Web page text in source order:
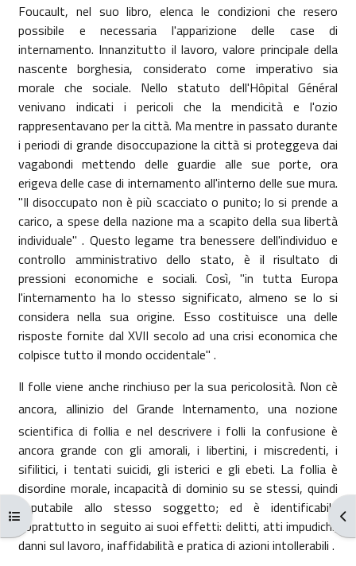
Kursindex öffnen
Foucault, nel suo libro, elenca le condizioni che resero
possibile e necessaria l'apparizione delle case di
internamento. Innanzitutto il lavoro, valore principale della
nascente borghesia, considerato come imperativo sia
morale che sociale. Nello statuto dell'Hôpital Général
venivano indicati i pericoli che la mendicità e l'ozio
rappresentavano per la città. Ma mentre in passato durante
i periodi di grande disoccupazione la città si proteggeva dai
vagabondi mettendo delle guardie alle sue porte, ora
erigeva delle case di internamento all'interno delle sue mura.
"Il disoccupato non è più scacciato o punito; lo si prende a
carico, a spese della nazione ma a scapito della sua libertà
individuale" . Questo legame tra benessere dell'individuo e
controllo amministrativo dello stato, è il risultato di
pressioni economiche e sociali. Così, "in tutta Europa
l'internamento ha lo stesso significato, almeno se lo si
considera nella sua origine. Esso costituisce una delle
risposte fornite dal XVII secolo ad una crisi economica che
colpisce tutto il mondo occidentale" .
Il folle viene anche rinchiuso per la sua pericolosità. Non cè
ancora, allinizio del Grande Internamento, una nozione
scientifica di follia e nel descrivere i folli la confusione è
ancora grande con gli amorali, i libertini, i miscredenti, i
sifilitici, i tentati suicidi, gli isterici e gli ebeti. La follia è
disordine morale, incapacità di dominio su se stessi, quindi
imputabile allo stesso soggetto; ed è identificabile
soprattutto in seguito ai suoi effetti: delitti, atti impudichi,
danni sul lavoro, inaffidabilità e pratica di azioni intollerabili .